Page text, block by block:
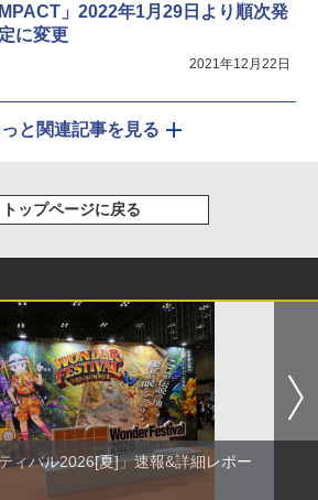
」2022年1月29日より順次発
に変更
2021年12月22日
っと関連記事を見る
トップページに戻る
ィバル2026[夏]」速報&詳細レポー